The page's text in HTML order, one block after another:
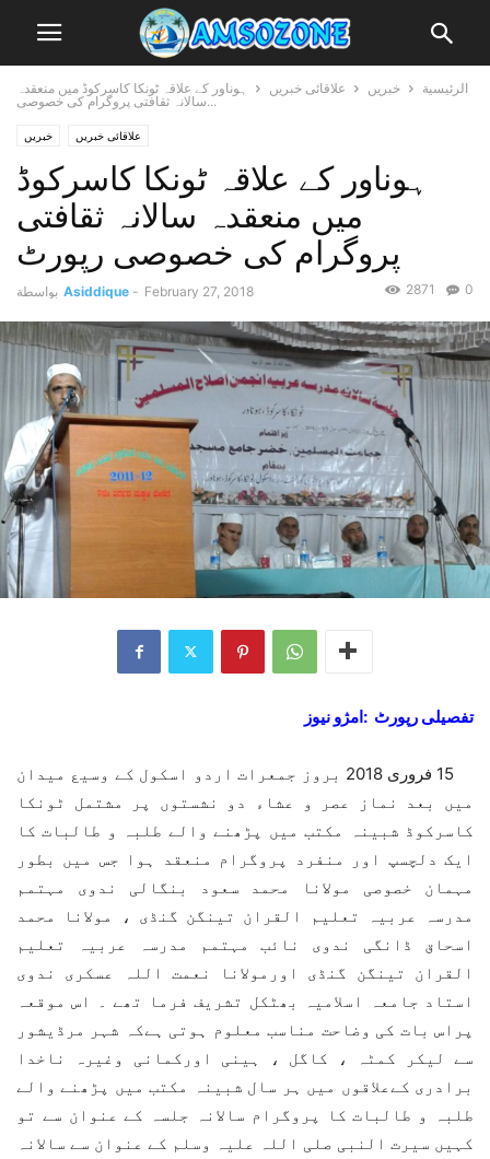
الرئيسية خبریں علاقائی خبریں
ہوناور کے علاقہ ٹونکا کاسرکوڈ میں منعقدہ
سالانہ ثقافتی پروگرام کی خصوصی...
خبریں علاقائی خبریں
ہوناور کے علاقہ ٹونکا کاسرکوڈ
میں منعقدہ سالانہ ثقافتی
پروگرام کی خصوصی رپورٹ
بواسطة Asiddique - February 27, 2018 0
2871
تفصیلی رپورٹ :امژو نیوز
15 فروری 2018 بروز جمعرات اردو اسکول کے وسیع میدان
میں بعد نماز عصر و عشاء دو نشستوں پر مشتمل ٹونکا
کاسرکوڈ شبینہ مکتب میں پڑھنے والے طلبہ و طالبات کا
ایک دلچسپ اور منفرد پروگرام منعقد ہوا جس میں بطور
مہمان خصوصی مولانا محمد سعود بنگالی ندوی مہتمم
مدرسہ عربیہ تعلیم القران تینگن گنڈی ، مولانا محمد
اسحاق ڈانگی ندوی نائب مہتمم مدرسہ عربیہ تعلیم
القران تینگن گنڈی اورمولانا نعمت اللہ عسکری ندوی
استاد جامعہ اسلامیہ بھٹکل تشریف فرما تھے ۔ اس موقعہ
پراس بات کی وضاحت مناسب معلوم ہوتی ہےکہ شہر مرڈیشور
سے لیکر کمٹہ ، کاگل ، ہینی اورکمانی وغیرہ ناخدا
برادری کےعلاقوں میں ہر سال شبینہ مکتب میں پڑھنے والے
طلبہ و طالبات کا پروگرام سالانہ جلسہ کے عنوان سے تو
کہیں سیرت النبی صلی اللہ علیہ وسلم کے عنوان سے سالانہ